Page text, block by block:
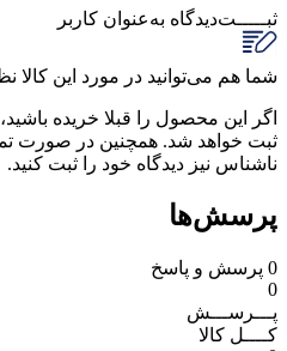
ثبـــــت‌دیدگاه به‌عنوان کاربر
شما هم می‌توانید در مورد این کالا
اگر این محصول را قبلا خریده
ثبت خواهد شد. همچنین در صورت
ناشناس نیز دیدگاه خود را ثبت کنید.
پرسش‌ها
0 پرسش و پاسخ
0
پـــرســـش
کــــل کالا